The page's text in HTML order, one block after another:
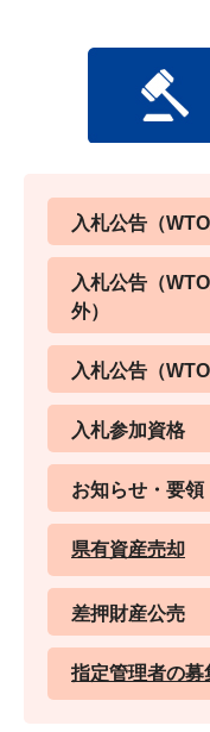
入札公告（WTO
入札公告（
外）
入札公告（
入札参加資格
お知らせ・要領
県有資産売却
差押財産公売
指定管理者の募